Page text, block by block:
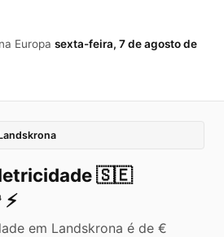
Europa sexta-feira, 7 de agosto de
🇸🇪
⚡️
em Landskrona é de €